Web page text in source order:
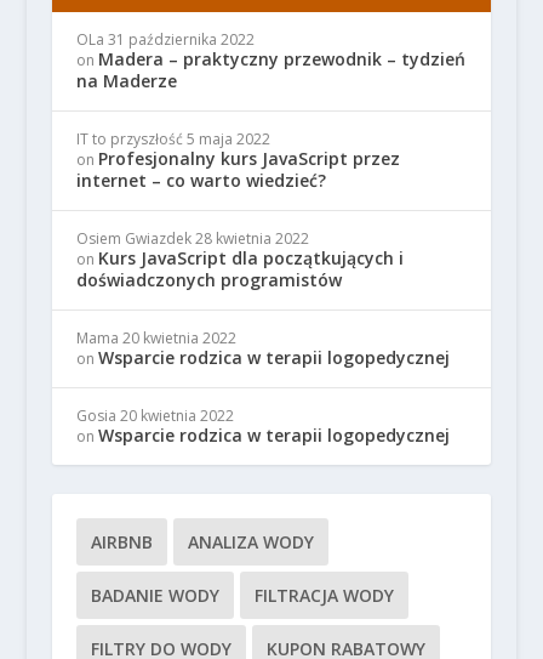
OLa 31 października 2022
on Madera – praktyczny przewodnik – tydzień
na Maderze
IT to przyszłość 5 maja 2022
on Profesjonalny kurs JavaScript przez
internet – co warto wiedzieć?
Osiem Gwiazdek 28 kwietnia 2022
on Kurs JavaScript dla początkujących i
doświadczonych programistów
Mama 20 kwietnia 2022
on Wsparcie rodzica w terapii logopedycznej
Gosia 20 kwietnia 2022
on Wsparcie rodzica w terapii logopedycznej
AIRBNB ANALIZA WODY
BADANIE WODY FILTRACJA WODY
FILTRY DO WODY KUPON RABATOWY